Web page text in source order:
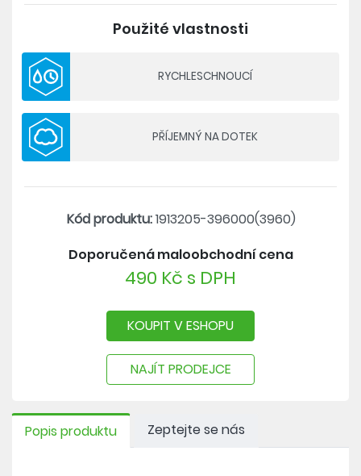
- volný střih
- rychleschnoucí materiál
- lyocell je celulózové vlákno získané z buničiny za
použití recyklovatelných rozpouštědel
Použité vlastnosti
RYCHLESCHNOUCÍ
PŘÍJEMNÝ NA DOTEK
Kód produktu:1913205-396000(3960)
Doporučená maloobchodní cena
490 Kč s DPH
KOUPIT V ESHOPU
NAJÍT PRODEJCE
Popis produktu Zeptejte se nás